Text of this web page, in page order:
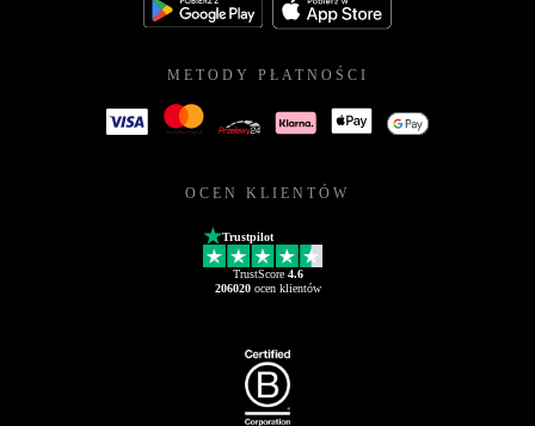
METODY PŁATNOŚCI
OCEN KLIENTÓW
Trustpilot
TrustScore 4.6
206020ocen klientów